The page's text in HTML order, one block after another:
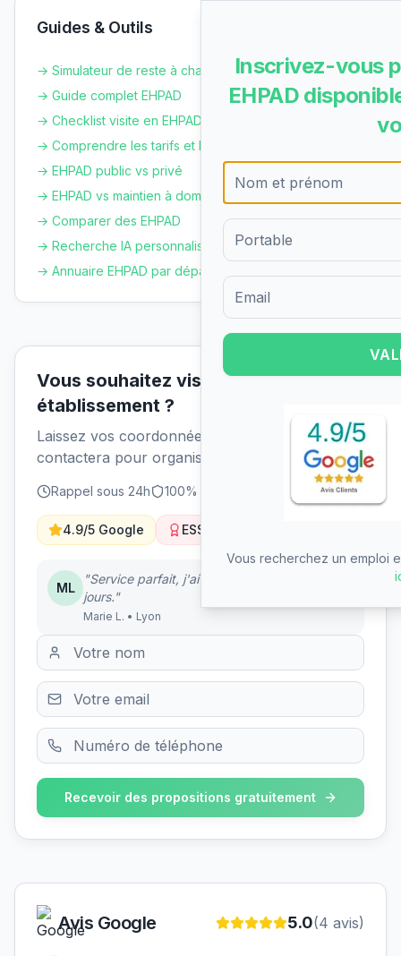
Guides & Outils
→ Simulateur de reste à charge
→ Guide complet EHPAD
→ Checklist visite en EHPAD
→ Comprendre les tarifs et le GIR
→ EHPAD public vs privé
→ EHPAD vs maintien à domicile
→ Comparer des EHPAD
→ Recherche IA personnalisée
→ Annuaire EHPAD par département
Vous souhaitez visiter cet
établissement ?
Laissez vos coordonnées et un conseiller vous
contactera pour organiser une visite.
Rappel sous 24h 100% gratuit Sans engagement
4.9/5 Google ESS Solidaire
ML
"Service parfait, j'ai trouvé un EHPAD en 5
jours."
Marie L. • Lyon
Recevoir des propositions gratuitement
Avis Google 5.0(4 avis)
Inscrivez-vous
EHPAD
Formulaire d'inscription pour
Vous recherchez un emploi